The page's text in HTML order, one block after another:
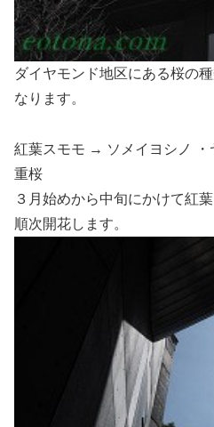
ダイヤモンド地区にある桜の
なります。
紅葉スモモ → ソメイヨシノ
重桜
３月始めから中旬にかけて紅
順次開花します。